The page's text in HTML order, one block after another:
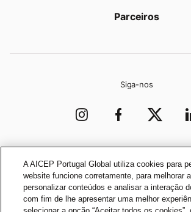
Parceiros
Siga-nos
A AICEP Portugal Global utiliza cookies para
website funcione corretamente, para melhorar
personalizar conteúdos e analisar a interação
com fim de lhe apresentar uma melhor